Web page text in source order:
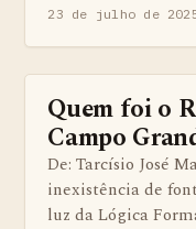
23 de julho de
ARTIGOS
Quem foi o
Campo
De: Tarcísio
inexistência de
luz da Lógica